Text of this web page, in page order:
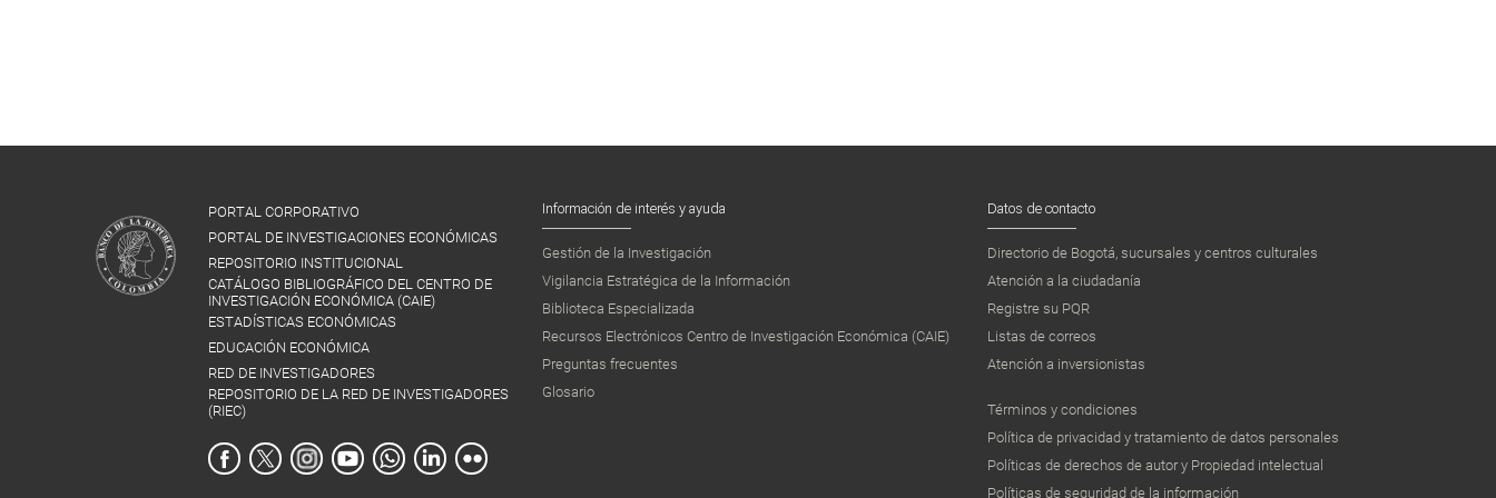
PORTAL CORPORATIVO
PORTAL DE INVESTIGACIONES ECONÓMICAS
REPOSITORIO INSTITUCIONAL
CATÁLOGO BIBLIOGRÁFICO DEL CENTRO DE
INVESTIGACIÓN ECONÓMICA (CAIE)
ESTADÍSTICAS ECONÓMICAS
EDUCACIÓN ECONÓMICA
RED DE INVESTIGADORES
REPOSITORIO DE LA RED DE INVESTIGADORES
(RIEC)
Información de interés y ayuda
Gestión de la Investigación
Vigilancia Estratégica de la Información
Biblioteca Especializada
Recursos Electrónicos Centro de Investigación Económica (CAIE)
Preguntas frecuentes
Glosario
Datos de contacto
Directorio de Bogotá, sucursales y centros culturales
Atención a la ciudadanía
Registre su PQR
Listas de correos
Atención a inversionistas
Términos y condiciones
Política de privacidad y tratamiento de datos personales
Políticas de derechos de autor y Propiedad intelectual
Políticas de seguridad de la información